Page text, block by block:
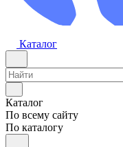
Каталог
Каталог
По всему сайту
По каталогу